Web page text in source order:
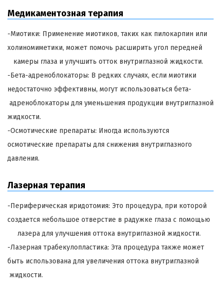
Медикаментозная терапия
-Миотики: Применение миотиков, таких как пилокарпин или
холиномиметики, может помочь расширить угол передней
камеры глаза и улучшить отток внутриглазной жидкости.
-Бета-адреноблокаторы: В редких случаях, если миотики
недостаточно эффективны, могут использоваться бета-
адреноблокаторы для уменьшения продукции внутриглазной
жидкости.
-Осмотические препараты: Иногда используются
осмотические препараты для снижения внутриглазного
давления.
Лазерная терапия
-Периферическая иридотомия: Это процедура, при которой
создается небольшое отверстие в радужке глаза с помощью
лазера для улучшения оттока внутриглазной жидкости.
-Лазерная трабекулопластика: Эта процедура также может
быть использована для увеличения оттока внутриглазной
жидкости.